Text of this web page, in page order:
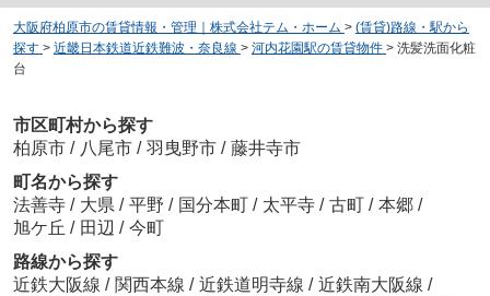
大阪府柏原市の賃貸情報・管理｜株式会社テム・ホーム > (賃貸)路線・駅から
探す > 近畿日本鉄道近鉄難波・奈良線 > 河内花園駅の賃貸物件 > 洗髪洗面化粧
台
市区町村から探す
柏原市 / 八尾市 / 羽曳野市 / 藤井寺市
町名から探す
法善寺 / 大県 / 平野 / 国分本町 / 太平寺 / 古町 / 本郷 /
旭ケ丘 / 田辺 / 今町
路線から探す
近鉄大阪線 / 関西本線 / 近鉄道明寺線 / 近鉄南大阪線 /